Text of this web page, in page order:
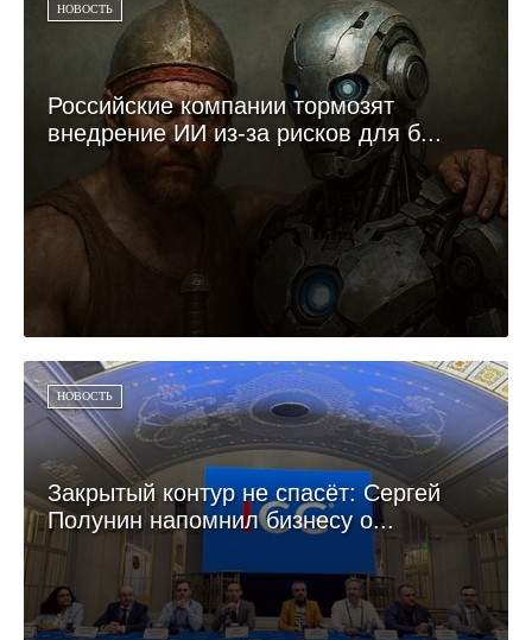
НОВОСТЬ
Российские компании тормозят
внедрение ИИ из-за рисков для б...
НОВОСТЬ
Закрытый контур не спасёт: Сергей
Полунин напомнил бизнесу о...